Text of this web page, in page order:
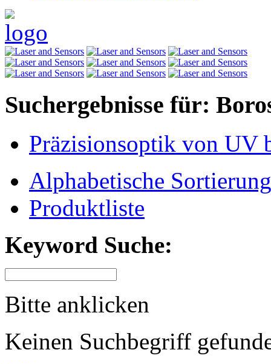
Suchergebnisse für:
Präzisionsoptik von UV
Alphabetische
Produktliste
Keyword Suche:
Bitte anklicken
Keinen Suchbegriff